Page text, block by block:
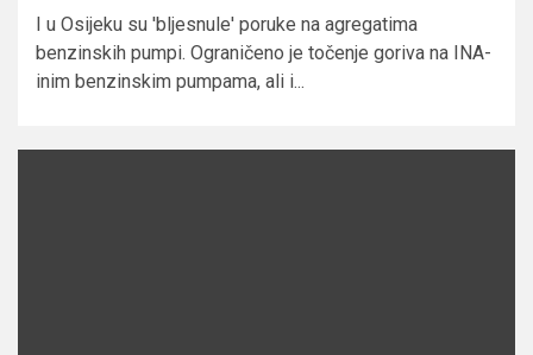
I u Osijeku su 'bljesnule' poruke na agregatima
benzinskih pumpi. Ograničeno je točenje goriva na INA-
inim benzinskim pumpama, ali i...